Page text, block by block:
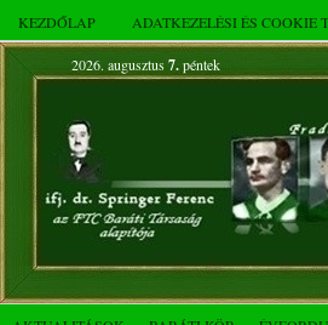
KEZDŐLAP ADATKEZELÉSI ÉS COOKIE
2026. augusztus 7.péntek